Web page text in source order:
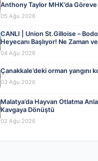
Anthony Taylor MHK’da Göreve
05 Ağu 2026
CANLI | Union St.Gilloise –
Heyecanı Başlıyor! Ne Zaman
04 Ağustos 2026
04 Ağu 2026
Çanakkale’deki orman yangını
03 Ağu 2026
Malatya’da Hayvan Otlatma
Kavgaya Dönüştü
02 Ağu 2026